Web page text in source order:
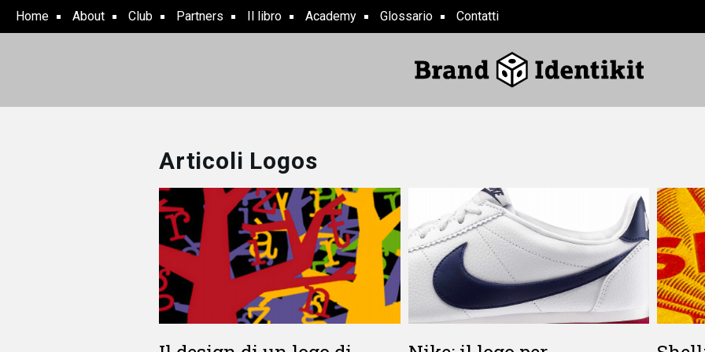
Skip
Home About Club Partners Il libro Academy Glossario Contatti
Articoli Logos